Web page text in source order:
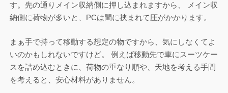
す。先の通りメイン収納側に押し込まれますから、 メイン収
納側に荷物が多いと、PCは間に挟まれて圧がかかります。
まぁ手で持って移動する想定の物ですから、気にしなくてよ
いのかもしれないですけど。 例えば移動先で車にスーツケー
スを詰め込むときに、荷物の重なり順や、天地を考える手間
を考えると、安心材料がありません。